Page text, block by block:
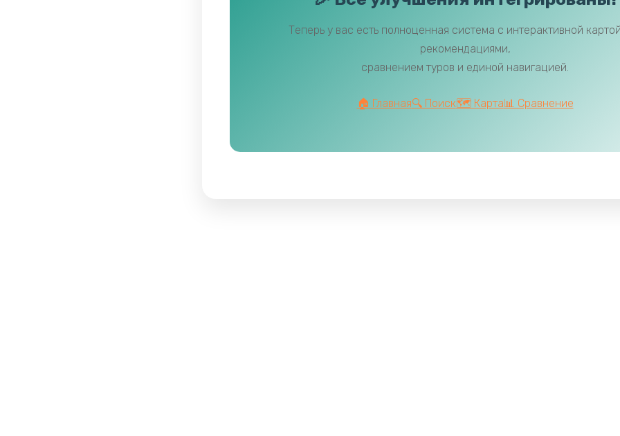
Теперь у вас есть полноценная система с интерактивной
рекомендациями,
сравнением туров и единой навигацией.
🏠 Главная🔍 Поиск🗺️ Карта📊 Сравнение